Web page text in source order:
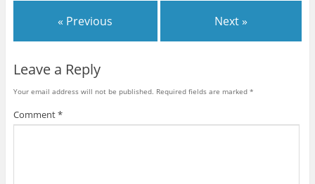
« Previous Next »
Leave a Reply
Your email address will not be published. Required fields are marked *
Comment*